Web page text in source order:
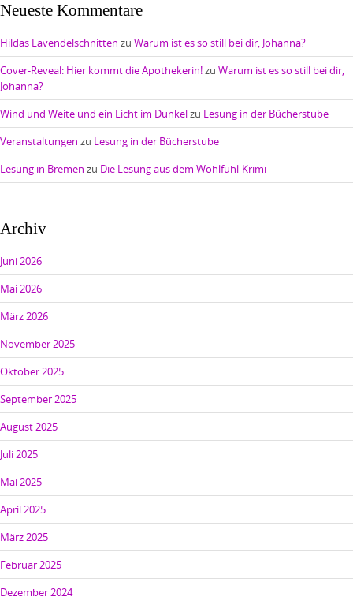
Neueste Kommentare
Hildas Lavendelschnitten zu Warum ist es so still bei dir, Johanna?
Cover-Reveal: Hier kommt die Apothekerin!zu Warum ist es so still bei dir,
Johanna?
Wind und Weite und ein Licht im Dunkelzu Lesung in der Bücherstube
Veranstaltungen zu Lesung in der Bücherstube
Lesung in Bremen zu Die Lesung aus dem Wohlfühl-Krimi
Archiv
Juni 2026
Mai 2026
März 2026
November 2025
Oktober 2025
September 2025
August 2025
Juli 2025
Mai 2025
April 2025
März 2025
Februar 2025
Dezember 2024